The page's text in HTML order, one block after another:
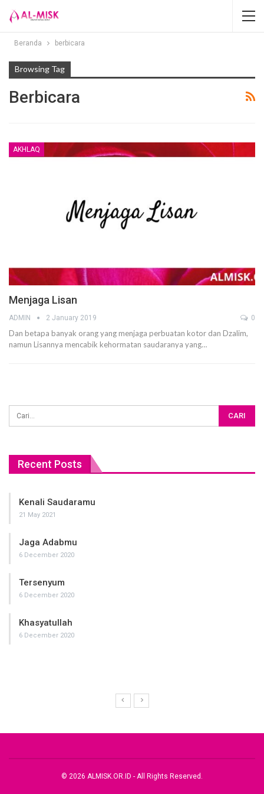
Beranda berbicara
Browsing Tag
Berbicara
AKHLAQ
Menjaga Lisan
ADMIN 2 January 2019 0
Dan betapa banyak orang yang menjaga perbuatan kotor dan Dzalim,
namun Lisannya mencabik kehormatan saudaranya yang…
Recent Posts
Kenali Saudaramu
21 May 2021
Jaga Adabmu
6 December 2020
Tersenyum
6 December 2020
Khasyatullah
6 December 2020
© 2026 ALMISK.OR.ID - All Rights Reserved.